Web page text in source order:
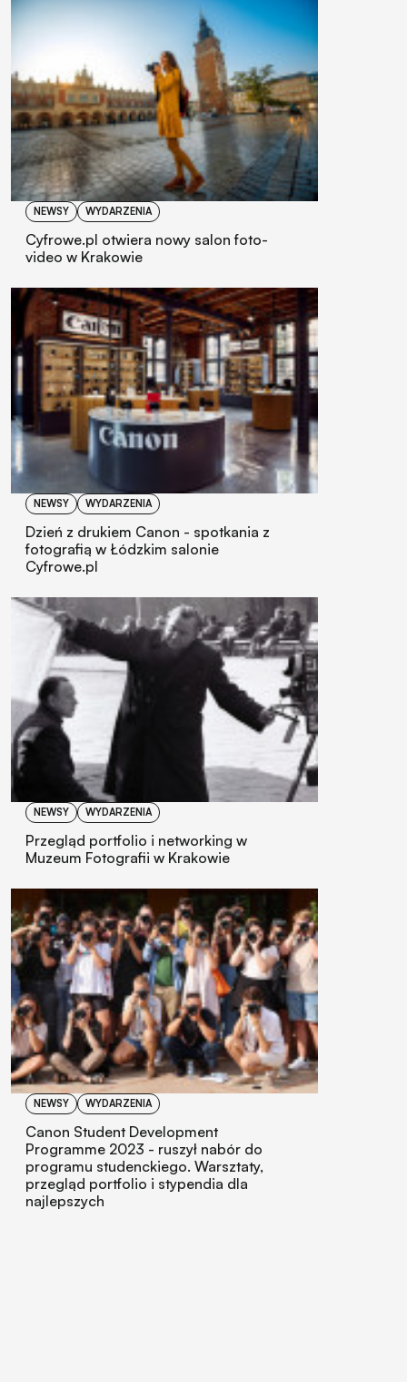
NEWSY WYDARZENIA
Cyfrowe.pl otwiera nowy salon foto-
video w Krakowie
NEWSY WYDARZENIA
Dzień z drukiem Canon - spotkania z
fotografią w Łódzkim salonie
Cyfrowe.pl
NEWSY WYDARZENIA
Przegląd portfolio i networking w
Muzeum Fotografii w Krakowie
NEWSY WYDARZENIA
Canon Student Development
Programme 2023 - ruszył nabór do
programu studenckiego. Warsztaty,
przegląd portfolio i stypendia dla
najlepszych